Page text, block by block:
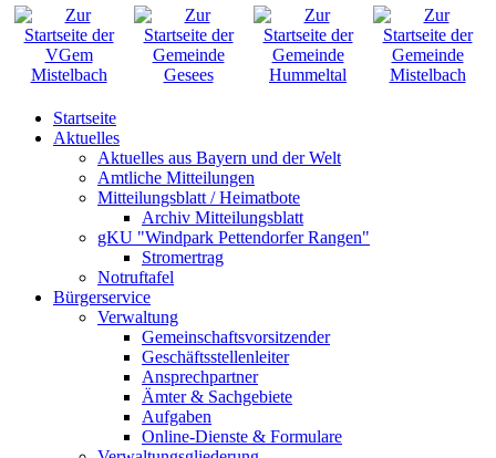
Startseite
Aktuelles
Aktuelles aus Bayern und der Welt
Amtliche Mitteilungen
Mitteilungsblatt / Heimatbote
Archiv Mitteilungsblatt
gKU "Windpark Pettendorfer Rangen"
Stromertrag
Notruftafel
Bürgerservice
Verwaltung
Gemeinschaftsvorsitzender
Geschäftsstellenleiter
Ansprechpartner
Ämter & Sachgebiete
Aufgaben
Online-Dienste & Formulare